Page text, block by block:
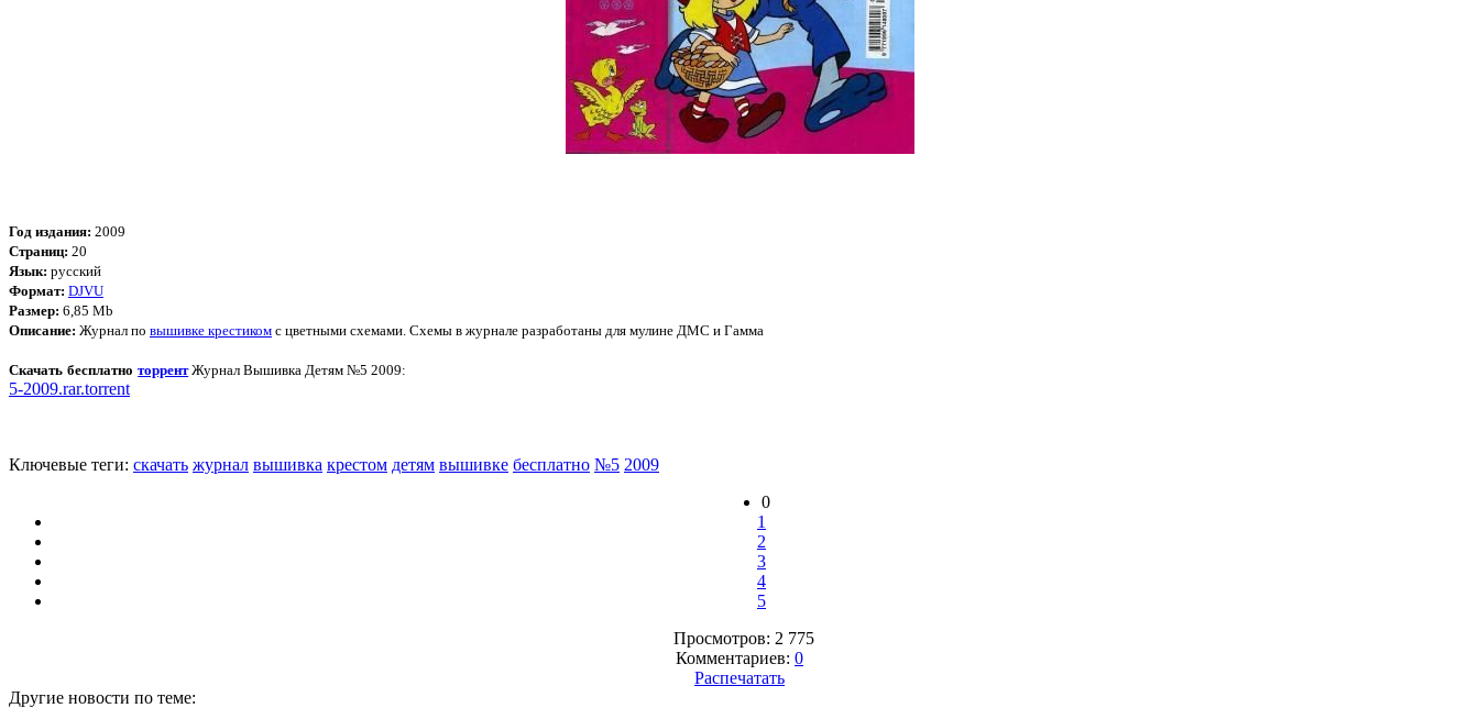
Год издания: 2009
Страниц: 20
Язык: русский
Формат: DJVU
Размер: 6,85 Mb
Описание: Журнал по вышивке крестиком с цветными схемами. Схемы в журнале разработаны для мулине ДМС и Гамма
Скачать бесплатноторрентЖурнал Вышивка Детям №5 2009:
5-2009.rar.torrent
Ключевые теги: скачать журнал вышивка крестом детям вышивке бесплатно №5 2009
0
1
2
3
4
5
Просмотров: 2 775
Комментариев: 0
Распечатать
Другие новости по теме: